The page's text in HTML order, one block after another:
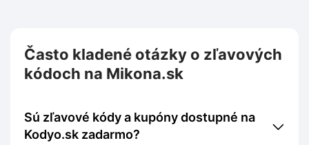
Často kladené otázky o zľavových
kódoch na Mikona.sk
Sú zľavové kódy a kupóny dostupné na
Kodyo.sk zadarmo?